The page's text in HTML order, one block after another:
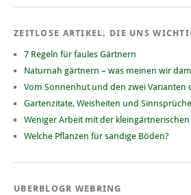
ZEITLOSE ARTIKEL, DIE UNS
7 Regeln für faules Gärtnern
Naturnah gärtnern – was meinen wir
Vom Sonnenhut und den zwei Varianten
Gartenzitate, Weisheiten und Sinnsprüche
Weniger Arbeit mit der
Welche Pflanzen für sandige Böden?
UBERBLOGR WEBRING